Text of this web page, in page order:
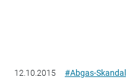
12.10.2015 #Abgas-Skandal